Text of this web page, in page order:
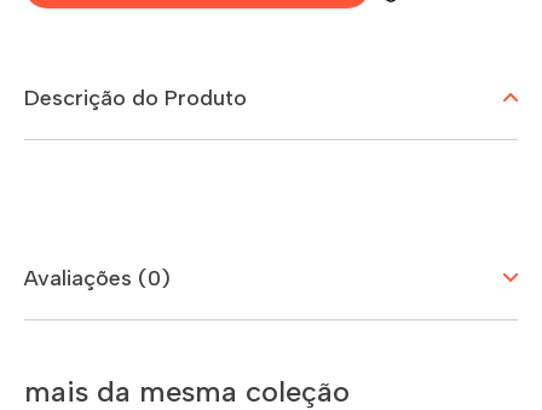
Descrição do Produto
Avaliações (0)
mais da mesma coleção